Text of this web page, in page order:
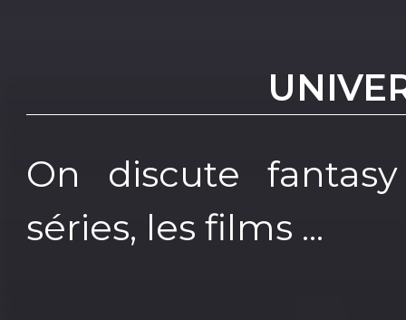
On discute
séries, les films ...